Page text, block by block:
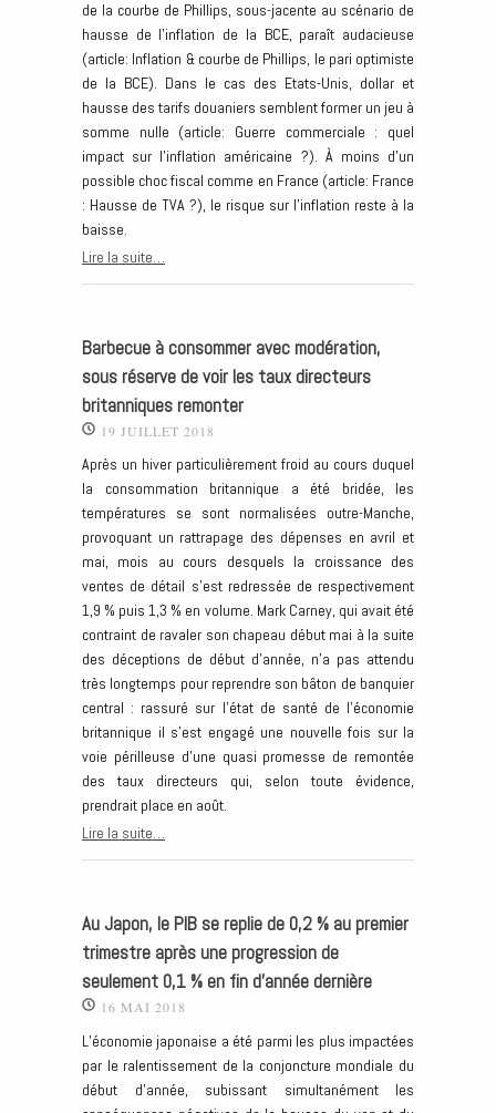
de la courbe de Phillips, sous-jacente au scénario de
hausse de l’inflation de la BCE, paraît audacieuse
(article: Inflation & courbe de Phillips, le pari optimiste
de la BCE). Dans le cas des Etats-Unis, dollar et
hausse des tarifs douaniers semblent former un jeu à
somme nulle (article: Guerre commerciale : quel
impact sur l’inflation américaine ?). À moins d’un
possible choc fiscal comme en France (article: France
: Hausse de TVA ?), le risque sur l’inflation reste à la
baisse.
Lire la suite…
Barbecue à consommer avec modération,
sous réserve de voir les taux directeurs
britanniques remonter
19 JUILLET 2018
Après un hiver particulièrement froid au cours duquel
la consommation britannique a été bridée, les
températures se sont normalisées outre-Manche,
provoquant un rattrapage des dépenses en avril et
mai, mois au cours desquels la croissance des
ventes de détail s’est redressée de respectivement
1,9 % puis 1,3 % en volume. Mark Carney, qui avait été
contraint de ravaler son chapeau début mai à la suite
des déceptions de début d’année, n’a pas attendu
très longtemps pour reprendre son bâton de banquier
central : rassuré sur l’état de santé de l’économie
britannique il s’est engagé une nouvelle fois sur la
voie périlleuse d’une quasi promesse de remontée
des taux directeurs qui, selon toute évidence,
prendrait place en août.
Lire la suite…
Au Japon, le PIB se replie de 0,2 % au premier
trimestre après une progression de
seulement 0,1 % en fin d’année dernière
16 MAI 2018
L’économie japonaise a été parmi les plus impactées
par le ralentissement de la conjoncture mondiale du
début d’année, subissant simultanément les